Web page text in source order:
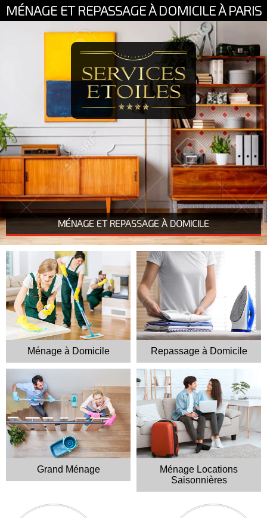
MÉNAGE ET REPASSAGE À DOMICILE À PARIS
MÉNAGE ET REPASSAGE À DOMICILE
Devis
Ménage à
Ménage à Domicile
Devis
Repassage
à Domicile
Repassage à Domicile
Devis
Grand
Grand Ménage
Devis
Ménage
Saisonnières
Ménage Locations
Saisonnières